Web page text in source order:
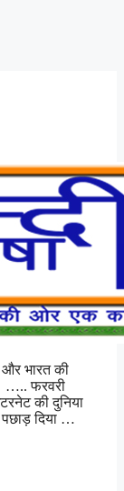
और भारत की
फरवरी
की दुनिया
दिया …